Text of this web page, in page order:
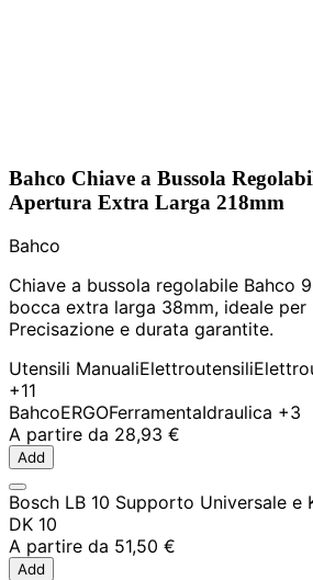
Bahco Chiave a Bussola
Apertura Extra Larga 218mm
Bahco
Chiave a bussola regolabile Bahco
bocca extra larga 38mm, ideale per
Precisazione e durata garantite.
Utensili ManualiElettroutensili
+11
BahcoERGOFerramentaIdraulica +3
A partire da 28,93 €
Add
Bosch LB 10 Supporto Universale
DK 10
A partire da 51,50 €
Add